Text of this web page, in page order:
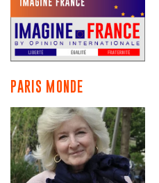
PARIS MONDE